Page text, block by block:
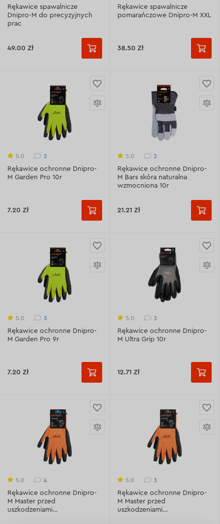
Rękawice spawalnicze
Dnipro-M do precyzyjnych
prac
49.00 Zł
Rękawice spawalnicze
pomarańczowe Dnipro-M XXL
38.50 Zł
5.0 2
Rękawice ochronne Dnipro-
M Garden Pro 10r
7.20 Zł
5.0 2
Rękawice ochronne Dnipro-
M Bars skóra naturalna
wzmocniona 10r
21.21 Zł
5.0 3
Rękawice ochronne Dnipro-
M Garden Pro 9r
7.20 Zł
5.0 3
Rękawice ochronne Dnipro-
M Ultra Grip 10r
12.71 Zł
5.0 4
Rękawice ochronne Dnipro-
M Master przed
uszkodzeniami
5.0 3
Rękawice ochronne Dnipro-
M Master przed
uszkodzeniami